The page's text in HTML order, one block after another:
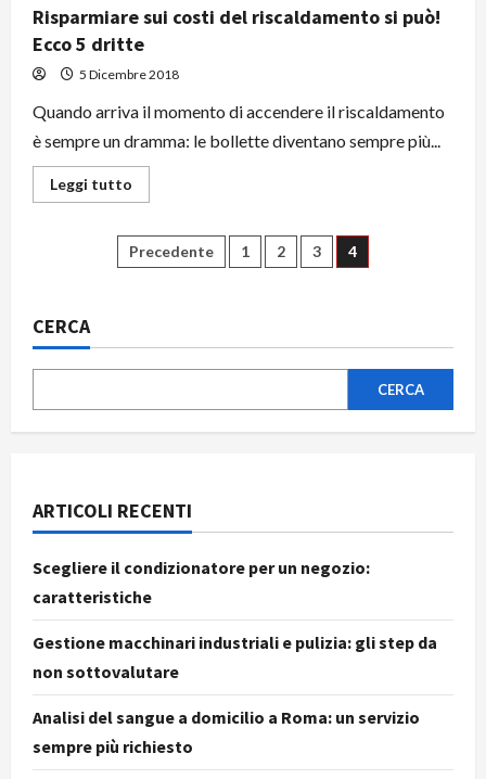
Risparmiare sui costi del riscaldamento si può!
Ecco 5 dritte
5 Dicembre 2018
Quando arriva il momento di accendere il riscaldamento
è sempre un dramma: le bollette diventano sempre più...
Leggi tutto
di
Risparmiare
sui
costi
Ecco
5
Paginazione
articoli
Precedente 1 2 3 4
CERCA
CERCA
ARTICOLI RECENTI
Scegliere il condizionatore per un negozio:
caratteristiche
Gestione macchinari industriali e pulizia: gli step da
non sottovalutare
Analisi del sangue a domicilio a Roma: un servizio
sempre più richiesto